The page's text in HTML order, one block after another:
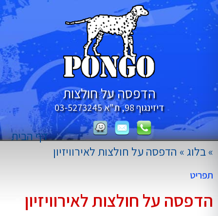
הדפסה על חולצות
דיזינגוף 98, ת"א 03-5273245
דף הבית
»בלוג» הדפסה על חולצות לאירוויזיון
תפריט
הדפסה על חולצות לאירוויזיון